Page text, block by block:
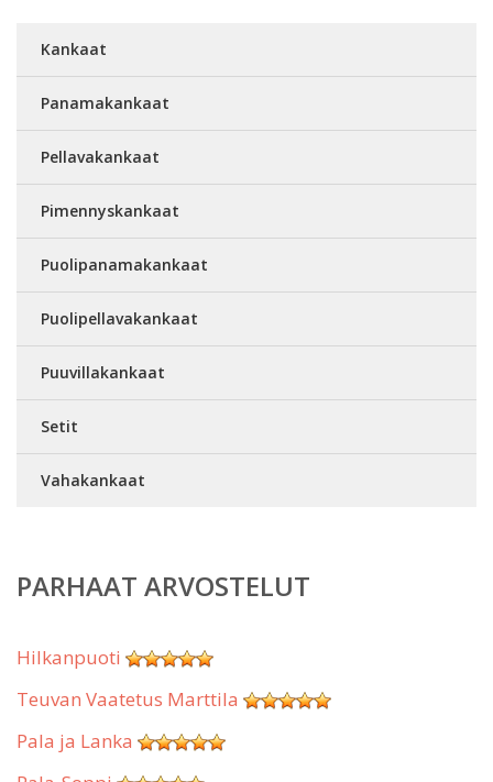
Kankaat
Panamakankaat
Pellavakankaat
Pimennyskankaat
Puolipanamakankaat
Puolipellavakankaat
Puuvillakankaat
Setit
Vahakankaat
PARHAAT ARVOSTELUT
Hilkanpuoti
Teuvan Vaatetus Marttila
Pala ja Lanka